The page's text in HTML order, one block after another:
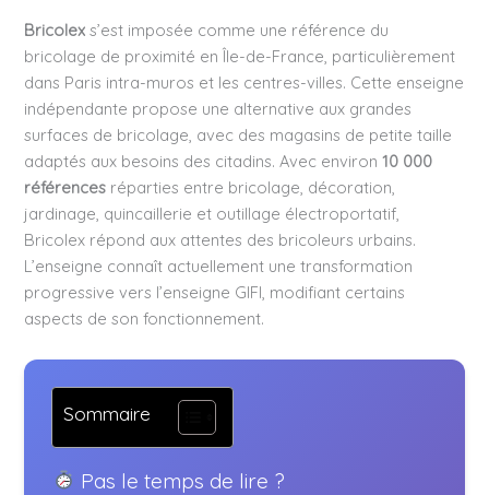
Bricolex s’est imposée comme une référence du
bricolage de proximité en Île-de-France, particulièrement
dans Paris intra-muros et les centres-villes. Cette enseigne
indépendante propose une alternative aux grandes
surfaces de bricolage, avec des magasins de petite taille
adaptés aux besoins des citadins. Avec environ10 000
références réparties entre bricolage, décoration,
jardinage, quincaillerie et outillage électroportatif,
Bricolex répond aux attentes des bricoleurs urbains.
L’enseigne connaît actuellement une transformation
progressive vers l’enseigne GIFI, modifiant certains
aspects de son fonctionnement.
Sommaire
Pas le temps de lire ?